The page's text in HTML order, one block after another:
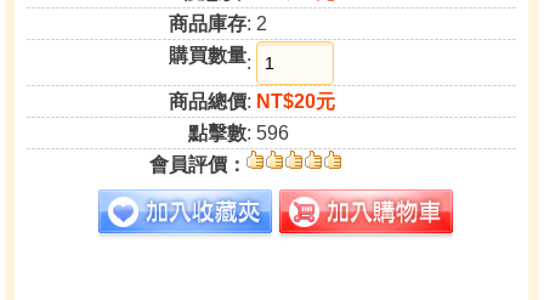
商品庫存: 2
購買數量:
商品總價: NT$20元
點擊數: 596
會員評價：